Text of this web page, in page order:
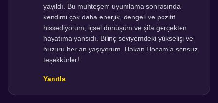
yayıldı. Bu muhteşem uyumlama sonrasında
kendimi çok daha enerjik, dengeli ve pozitif
hissediyorum; içsel dönüşüm ve şifa gerçekten
hayatıma yansıdı. Bilinç seviyemdeki yükselişi ve
huzuru her an yaşıyorum. Hakan Hocam’a sonsuz
teşekkürler!
Yanıtla